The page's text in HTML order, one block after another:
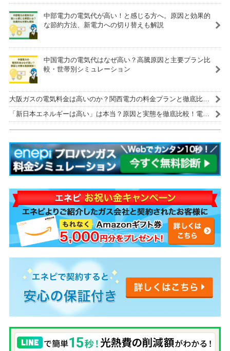
中部電力の電気代が高い！と感じる方へ。原因と効果的
な節約方法、新電力への切り替えも解説
中国電力の電気代はなぜ高い？高騰原因と主要プラン比
較・世帯別シミュレーション
大阪ガスの電気料金は高いのか？関西電力の料金プランと徹底比
較！
「新日本エネルギーは高い」は本当？原因と実態を徹底比較！電気
代を安くする解決策も紹介